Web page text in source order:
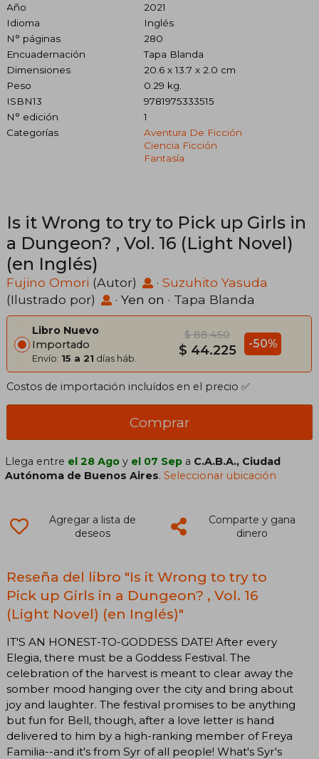
Año
2021
Idioma
Inglés
N° páginas
280
Encuadernación
Tapa Blanda
Dimensiones
20.6 x 13.7 x 2.0 cm
Peso
0.29 kg.
ISBN13
9781975333515
N° edición
1
Categorías
Aventura De Ficción
Ciencia Ficción
Fantasía
Is it Wrong to try to Pick up Girls in
a Dungeon? , Vol. 16 (Light Novel)
(en Inglés)
Fujino Omori (Autor) · Suzuhito Yasuda
(Ilustrado por)
· Yen on · Tapa Blanda
Libro Nuevo
Importado
Envío: 15 a 21 días háb.
$ 88.450
$ 44.225 -50%
Costos de importación incluídos en el precio ✅
Comprar
Llega entre el 28 Ago y el 07 Sep a C.A.B.A., Ciudad
Autónoma de Buenos Aires.Seleccionar ubicación
Agregar a lista de
deseos
Comparte y gana
dinero
Reseña del libro "Is it Wrong to try to
Pick up Girls in a Dungeon? , Vol. 16
(Light Novel) (en Inglés)"
IT'S AN HONEST-TO-GODDESS DATE! ​After every
Elegia, there must be a Goddess Festival. The
celebration of the harvest is meant to clear away the
somber mood hanging over the city and bring about
joy and laughter. The festival promises to be anything
but fun for Bell, though, after a love letter is hand
delivered to him by a high-ranking member of Freya
Familia--and it's from Syr of all people! What's Syr's